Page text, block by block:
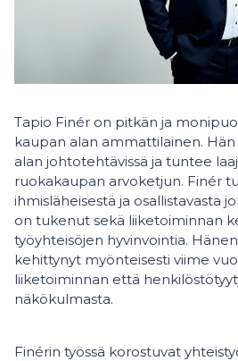
Tapio Finér on pitkän ja
kaupan alan ammattilainen.
alan johtotehtävissä ja tuntee
ruokakaupan arvoketjun. Finér
ihmisläheisestä ja osallistavasta
on tukenut sekä liiketoiminnan
työyhteisöjen hyvinvointia.
kehittynyt myönteisesti viime
liiketoiminnan että
näkökulmasta.
Finérin työssä korostuvat